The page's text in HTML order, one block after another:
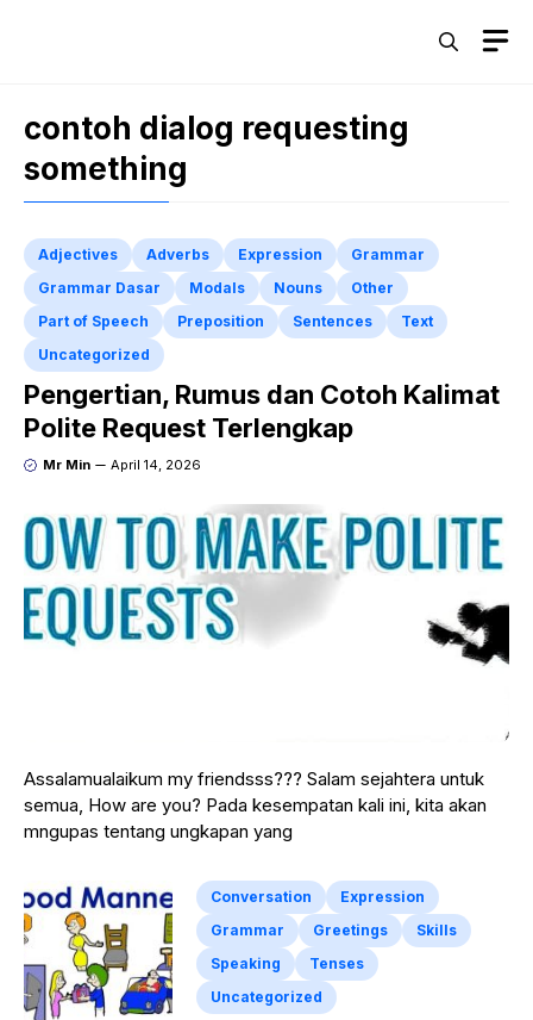
contoh dialog requesting
something
Adjectives Adverbs Expression
Grammar
Grammar Dasar
Modals Nouns
Other
Part of Speech
Preposition Sentences
Text
Uncategorized
Pengertian, Rumus dan Cotoh Kalimat
Polite Request Terlengkap
Mr Min April 14, 2026
Assalamualaikum my friendsss??? Salam sejahtera untuk
semua, How are you? Pada kesempatan kali ini, kita akan
mngupas tentang ungkapan yang
Conversation
Expression
Grammar
Greetings
Skills
Speaking
Tenses
Uncategorized